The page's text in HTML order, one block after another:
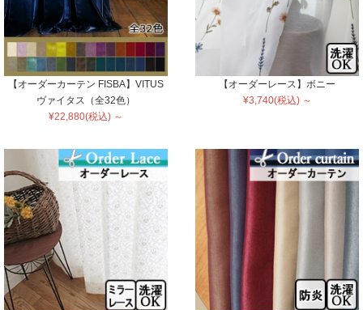
【オーダーカーテン FISBA】VITUS
ヴァイタス（全32色）
¥22,880(税込) ～
【オーダーレース】ボニー
¥3,740(税込) ～